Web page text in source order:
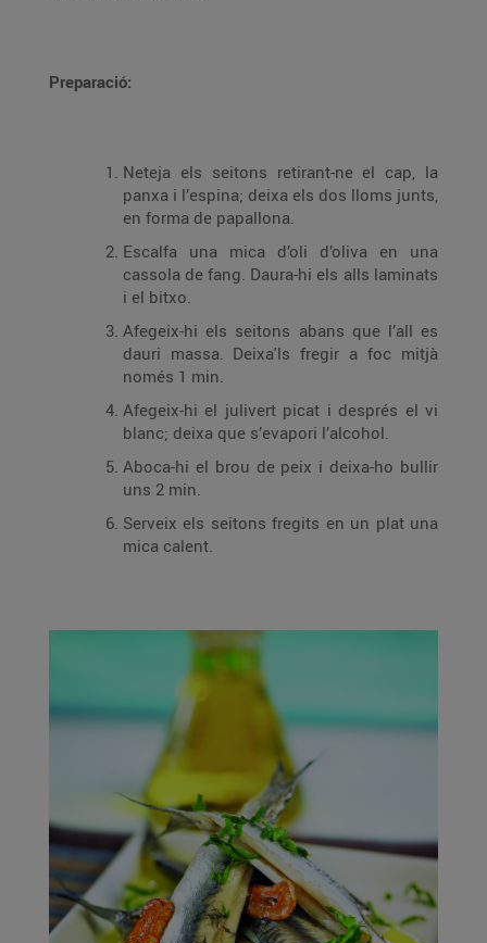
Preparació:
Neteja els seitons retirant-ne el cap, la
panxa i l’espina; deixa els dos lloms junts,
en forma de papallona.
Escalfa una mica d’oli d’oliva en una
cassola de fang. Daura-hi els alls laminats
i el bitxo.
Afegeix-hi els seitons abans que l’all es
dauri massa. Deixa'ls fregir a foc mitjà
només 1 min.
Afegeix-hi el julivert picat i després el vi
blanc; deixa que s’evapori l’alcohol.
Aboca-hi el brou de peix i deixa-ho bullir
uns 2 min.
Serveix els seitons fregits en un plat una
mica calent.